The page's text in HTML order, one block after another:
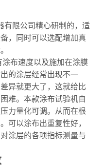
有限公司精心研制的，适
，同时可以选配增加真
。
布速度以及施加在涂膜
的涂层经常出现不一
异就更大了，这就给比
难。本款涂布试验机自
力量化可调。 从而在根
可以涂布出重复性好，
涂层的各项指标测量与